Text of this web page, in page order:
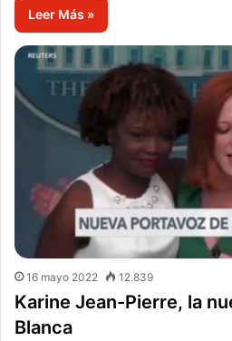
Leer Más »
16 mayo 2022 12.839
Karine Jean-Pierre, la
Blanca